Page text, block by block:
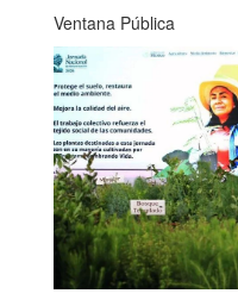
Ventana Pública